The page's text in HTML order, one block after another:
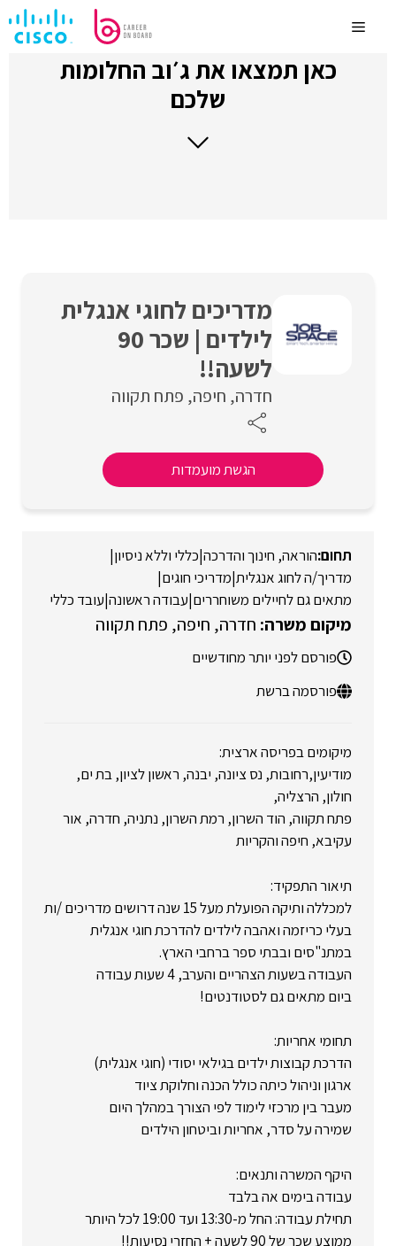
לתוכןMenu
כאן תמצאו את ג׳וב החלומות
שלכם
מדריכים לחוגי אנגלית
לילדים | שכר 90
לשעה!!
חדרה חיפה פתח תקווה
הגשת מועמדות
הוראה, חינוך והדרכה|כללי וללא ניסיון|
מדריך/ה לחוג אנגלית|מדריכי חוגים|
מתאים גם לחיילים משוחררים|עבודה ראשונה|עובד כללי
חדרה חיפה פתח תקווה
פורסם לפני יותר מחודשיים
פורסמה ברשת
מיקומים בפריסה ארצית:
מודיעין,רחובות, נס ציונה, יבנה, ראשון לציון, בת ים,
חולון, הרצליה,
פתח תקווה, הוד השרון, רמת השרון, נתניה, חדרה, אור
עקיבא, חיפה והקריות
תיאור התפקיד:
למכללה ותיקה הפועלת מעל 15 שנה דרושים מדריכים /ות
בעלי כריזמה ואהבה לילדים להדרכת חוגי אנגלית
במתנ"סים ובבתי ספר ברחבי הארץ.
העבודה בשעות הצהריים והערב, 4 שעות עבודה
ביום מתאים גם לסטודנטים!
תחומי אחריות:
הדרכת קבוצות ילדים בגילאי יסודי (חוגי אנגלית)
ארגון וניהול כיתה כולל הכנה וחלוקת ציוד
מעבר בין מרכזי לימוד לפי הצורך במהלך היום
שמירה על סדר, אחריות וביטחון הילדים
היקף המשרה ותנאים:
עבודה בימים אה בלבד
תחילת עבודה: החל מ-13:30 ועד 19:00 לכל היותר
ממוצע שכר של 90 לשעה + החזרי נסיעות!!